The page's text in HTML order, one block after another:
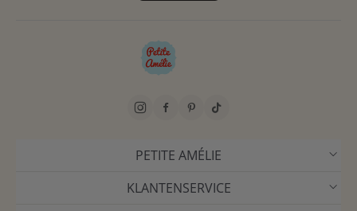
PETITE AMÉLIE
KLANTENSERVICE